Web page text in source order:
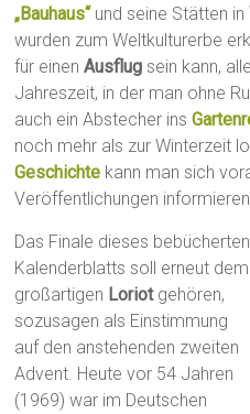
„Bauhaus“ und seine Stätten in
wurden zum Weltkulturerbe
für einenAusflug sein kann,
Jahreszeit, in der man ohne
auch ein Abstecher ins
noch mehr als zur Winterzeit
Geschichte kann man sich
Veröffentlichungen
Das Finale dieses bebücherten
Kalenderblatts soll erneut dem
großartigen Loriotgehören,
sozusagen als Einstimmung
auf den anstehenden zweiten
Advent. Heute vor 54 Jahren
(1969) war im Deutschen